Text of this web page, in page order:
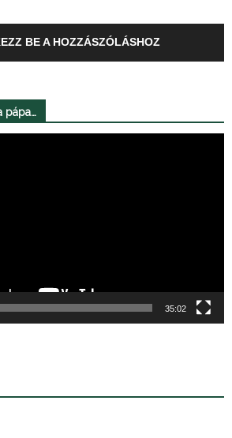
BE A HOZZÁSZÓLÁSHOZ
pápa…
35:02